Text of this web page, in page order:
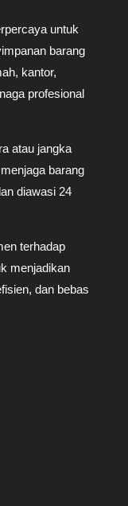
untuk
barang
kantor,
profesional
atau jangka
barang
diawasi 24
terhadap
menjadikan
dan bebas